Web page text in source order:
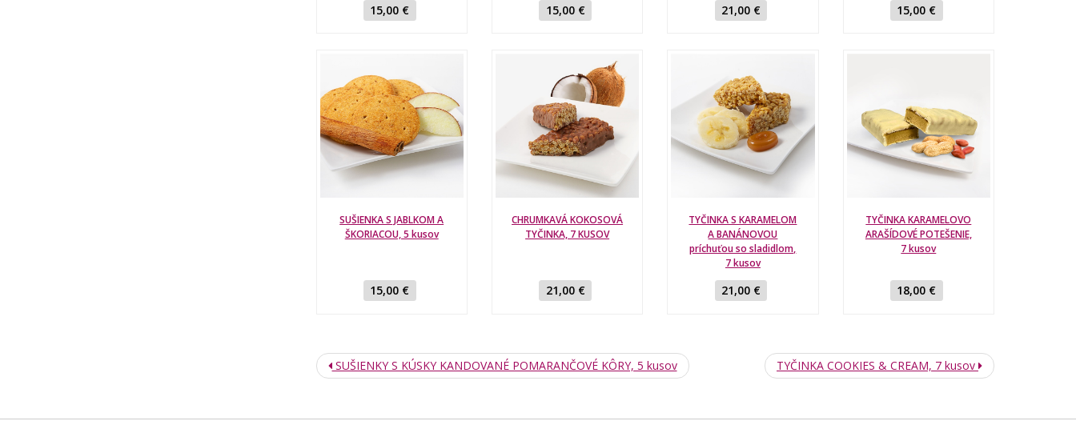
15,00 € 15,00 € 21,00 € 15,00 €
SUŠIENKA S JABLKOM A
ŠKORIACOU, 5 kusov
15,00 €
CHRUMKAVÁ KOKOSOVÁ
TYČINKA, 7 KUSOV
21,00 €
TYČINKA S KARAMELOM
A BANÁNOVOU
príchuťou so sladidlom,
7 kusov
21,00 €
TYČINKA KARAMELOVO
ARAŠÍDOVÉ POTEŠENIE,
7 kusov
18,00 €
SUŠIENKY S KÚSKY KANDOVANÉ POMARANČOVÉ KÔRY, 5 kusov TYČINKA COOKIES & CREAM, 7 kusov